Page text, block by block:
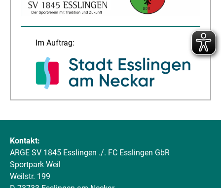
Im Auftrag:
Kontakt:
ARGE SV 1845 Esslingen ./. FC Esslingen GbR
Sportpark Weil
Weilstr. 199